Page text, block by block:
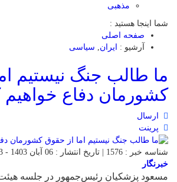
مذهبی
شما اینجا هستید :
صفحه اصلی
آرشیو :
ایران سیاسی
ما طالب جنگ نیستیم
کشورمان دفاع خواهیم
ارسال
پرینت
شناسه خبر : 1576 | تاریخ انتشار : 06 آبان 1403 - 20:03 | ارسال توسط :
خبرنگار
مسعود پزشکیان رئیس‌جمهور در جلسه هیئت